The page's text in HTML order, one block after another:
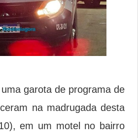
garota de programa de
na madrugada desta
em um motel no bairro